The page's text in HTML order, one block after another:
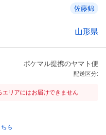
佐藤錦
山形県
ポケマル提携のヤマト便
配送区分:
リアにはお届けできません
ら